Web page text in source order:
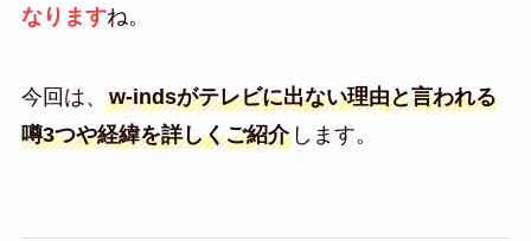
なりますね。
今回は、 w-indsがテレビに出ない理由と言われる
噂3つや経緯を詳しくご紹介します。